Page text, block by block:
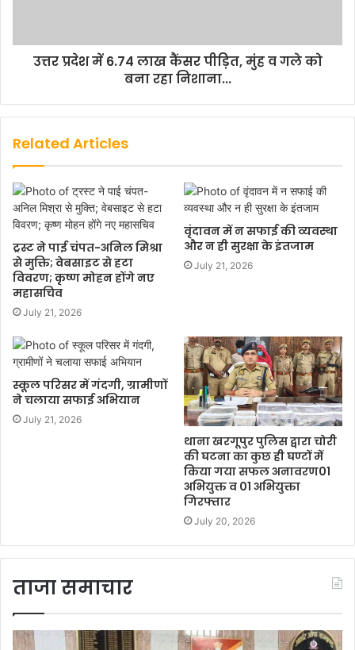
उत्तर प्रदेश में 6.74 लाख कैंसर पीड़ित, मुंह व गले को
बना रहा निशाना...
Related Articles
ट्रस्ट ने पाई चंपत-अनिल मिश्रा
से मुक्ति; वेबसाइट से हटा
विवरण; कृष्ण मोहन होंगे नए
महासचिव
July 21, 2026
वृंदावन में न सफाई की व्यवस्था
और न ही सुरक्षा के इंतजाम
July 21, 2026
स्कूल परिसर में गंदगी, ग्रामीणों
ने चलाया सफाई अभियान
July 21, 2026
थाना खरगूपुर पुलिस द्वारा चोरी
की घटना का कुछ ही घण्टों में
किया गया सफल अनावरण01
अभियुक्त व 01 अभियुक्ता
गिरफ्तार
July 20, 2026
ताजा समाचार